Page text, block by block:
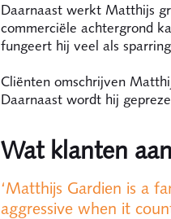
Daarnaast werkt Matthijs
commerciële achtergrond
fungeert hij veel als
Cliënten omschrijven
Daarnaast wordt hij
Wat klanten
‘Matthijs Gardien is a
aggressive when it